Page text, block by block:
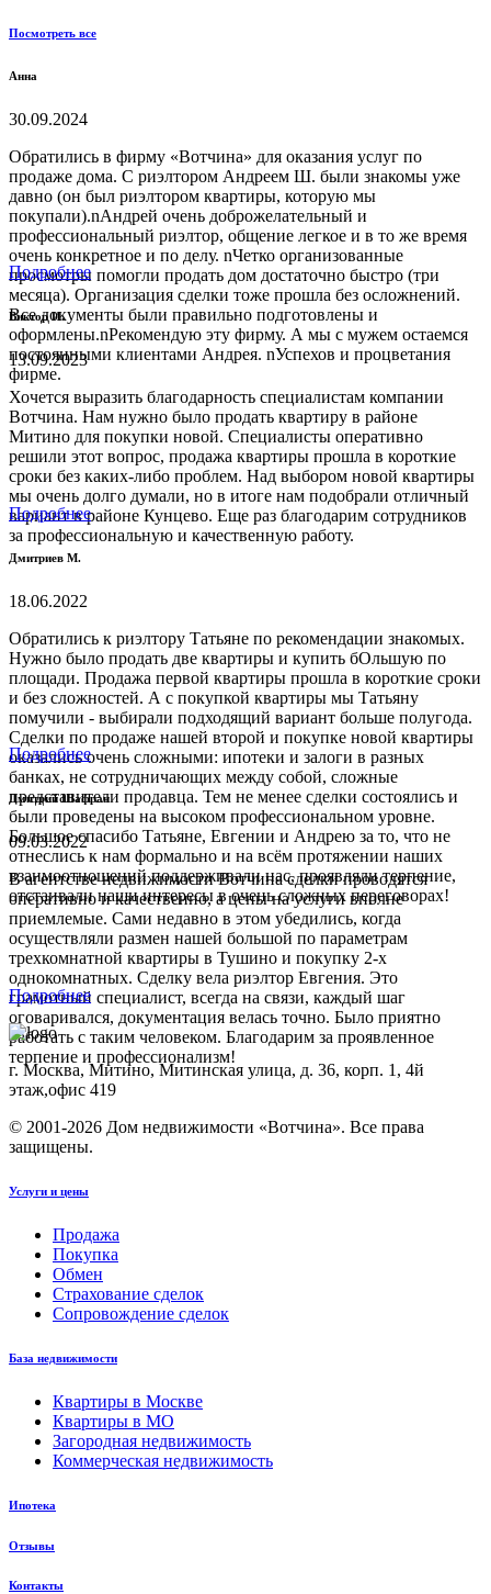
Посмотреть все
Анна
30.09.2024
Обратились в фирму «Вотчина» для оказания услуг по
продаже дома. С риэлтором Андреем Ш. были знакомы уже
давно (он был риэлтором квартиры, которую мы
покупали).nАндрей очень доброжелательный и
профессиональный риэлтор, общение легкое и в то же время
очень конкретное и по делу. nЧетко организованные
просмотры помогли продать дом достаточно быстро (три
месяца). Организация сделки тоже прошла без осложнений.
Все документы были правильно подготовлены и
оформлены.nРекомендую эту фирму. А мы с мужем остаемся
постоянными клиентами Андрея. nУспехов и процветания
фирме.
Подробнее
Виктор И.
13.09.2023
Хочется выразить благодарность специалистам компании
Вотчина. Нам нужно было продать квартиру в районе
Митино для покупки новой. Специалисты оперативно
решили этот вопрос, продажа квартиры прошла в короткие
сроки без каких-либо проблем. Над выбором новой квартиры
мы очень долго думали, но в итоге нам подобрали отличный
вариант в районе Кунцево. Еще раз благодарим сотрудников
за профессиональную и качественную работу.
Подробнее
Дмитриев М.
18.06.2022
Обратились к риэлтору Татьяне по рекомендации знакомых.
Нужно было продать две квартиры и купить бОльшую по
площади. Продажа первой квартиры прошла в короткие сроки
и без сложностей. А с покупкой квартиры мы Татьяну
помучили - выбирали подходящий вариант больше полугода.
Сделки по продаже нашей второй и покупке новой квартиры
оказались очень сложными: ипотеки и залоги в разных
банках, не сотрудничающих между собой, сложные
представители продавца. Тем не менее сделки состоялись и
были проведены на высоком профессиональном уровне.
Большое спасибо Татьяне, Евгении и Андрею за то, что не
отнеслись к нам формально и на всём протяжении наших
взаимоотношений поддерживали нас, проявляли терпение,
отстаивали наши интересы в очень сложных переговорах!
Подробнее
Дмитрий Шафран
09.03.2022
В агентстве недвижимости Вотчина сделки проводятся
оперативно и качественно, а цены на услуги вполне
приемлемые. Сами недавно в этом убедились, когда
осуществляли размен нашей большой по параметрам
трехкомнатной квартиры в Тушино и покупку 2-х
однокомнатных. Сделку вела риэлтор Евгения. Это
грамотный специалист, всегда на связи, каждый шаг
оговаривался, документация велась точно. Было приятно
работать с таким человеком. Благодарим за проявленное
терпение и профессионализм!
Подробнее
г. Москва, Митино, Митинская улица, д. 36, корп. 1, 4й
этаж,офис 419
© 2001-2026 Дом недвижимости «Вотчина». Все права
защищены.
Услуги и цены
Продажа
Покупка
Обмен
Страхование сделок
Сопровождение сделок
База недвижимости
Квартиры в Москве
Квартиры в МО
Загородная недвижимость
Коммерческая недвижимость
Ипотека
Отзывы
Контакты